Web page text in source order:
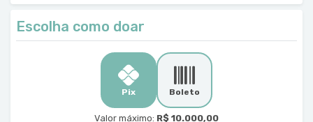
Escolha como doar
Pix Boleto
Valor máximo: R$ 10.000,00